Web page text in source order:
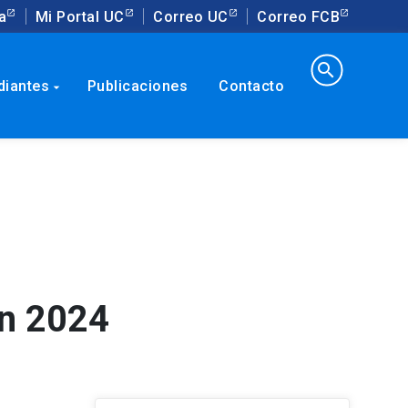
Mi Portal UC Correo UC Correo FCB
arrow_drop_down Publicaciones Contacto
search
2024